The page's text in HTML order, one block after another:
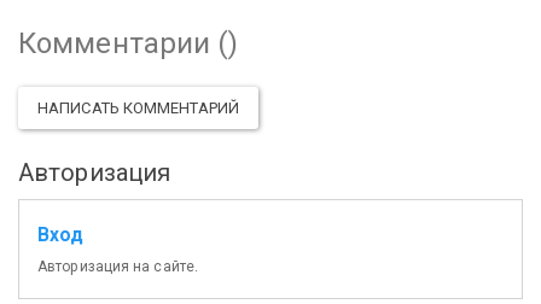
Комментарии ()
НАПИСАТЬ КОММЕНТАРИЙ
Авторизация
Вход
Авторизация на сайте.